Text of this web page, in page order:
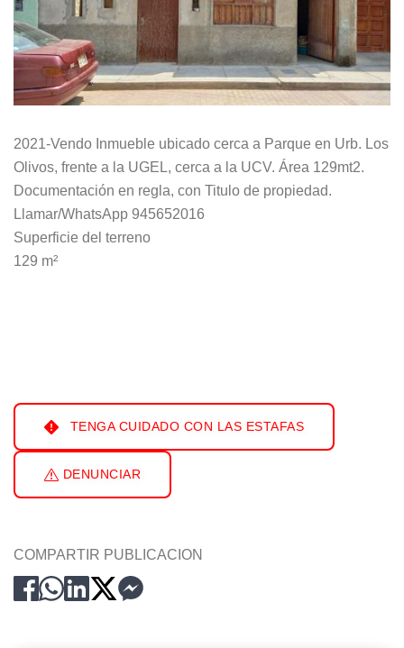
2021-Vendo Inmueble ubicado cerca a Parque en Urb. Los
Olivos, frente a la UGEL, cerca a la UCV. Área 129mt2.
Documentación en regla, con Titulo de propiedad.
Llamar/WhatsApp 945652016
Superficie del terreno
129 m²
TENGA CUIDADO CON LAS ESTAFAS
DENUNCIAR
COMPARTIR PUBLICACION